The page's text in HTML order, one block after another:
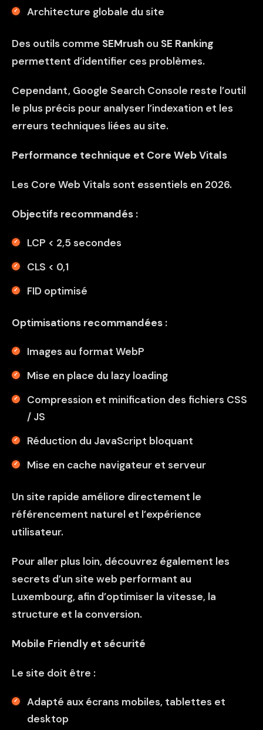
Architecture globale du site
Des outils comme SEMrush ou SE Ranking
permettent d’identifier ces problèmes.
Cependant, Google Search Console reste l’outil
le plus précis pour analyser l’indexation et les
erreurs techniques liées au site.
Performance technique et Core Web Vitals
Les Core Web Vitals sont essentiels en 2026.
Objectifs recommandés :
LCP < 2,5 secondes
CLS < 0,1
FID optimisé
Optimisations recommandées :
Images au format WebP
Mise en place du lazy loading
Compression et minification des fichiers CSS
/ JS
Réduction du JavaScript bloquant
Mise en cache navigateur et serveur
Un site rapide améliore directement le
référencement naturel et l’expérience
utilisateur.
Pour aller plus loin, découvrez également les
secrets d’un site web performant au
Luxembourg, afin d’optimiser la vitesse, la
structure et la conversion.
Mobile Friendly et sécurité
Le site doit être :
Adapté aux écrans mobiles, tablettes et
desktop